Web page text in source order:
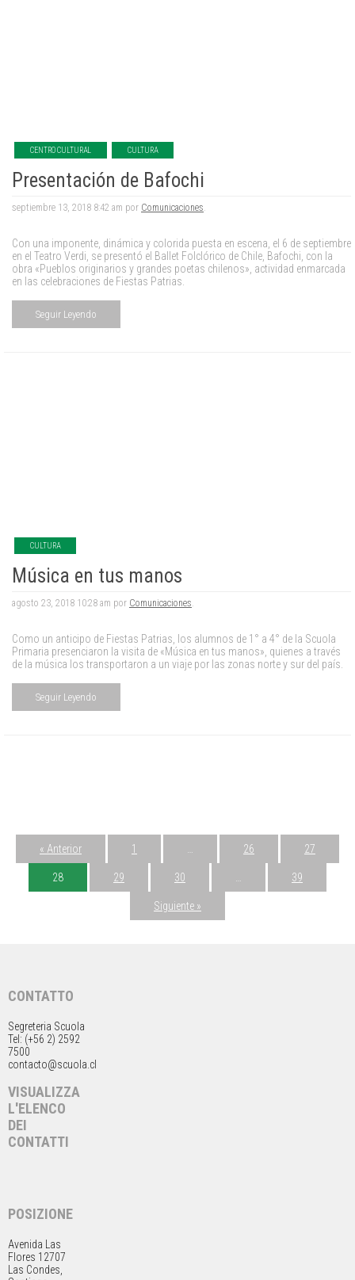
CENTRO CULTURAL CULTURA
Presentación de Bafochi
septiembre 13, 2018 8:42 am por Comunicaciones.
Con una imponente, dinámica y colorida puesta en escena, el 6 de septiembre
en el Teatro Verdi, se presentó el Ballet Folclórico de Chile, Bafochi, con la
obra «Pueblos originarios y grandes poetas chilenos», actividad enmarcada
en las celebraciones de Fiestas Patrias.
Seguir Leyendo
CULTURA
Música en tus manos
agosto 23, 2018 10:28 am por Comunicaciones.
Como un anticipo de Fiestas Patrias, los alumnos de 1° a 4° de la Scuola
Primaria presenciaron la visita de «Música en tus manos», quienes a través
de la música los transportaron a un viaje por las zonas norte y sur del país.
Seguir Leyendo
« Anterior 1 26 27
28 29 30 39
Siguiente »
CONTATTO
Segreteria Scuola
Tel: (+56 2) 2592
7500
contacto@scuola.cl
VISUALIZZA
L'ELENCO
DEI
CONTATTI
POSIZIONE
Avenida Las
Flores 12707
Las Condes,